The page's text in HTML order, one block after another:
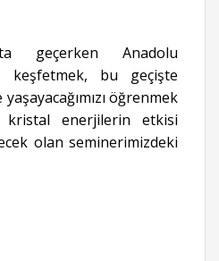
geçerken Anadolu
keşfetmek, bu geçişte
öğrenmek
kristal enerjilerin etkisi
olan seminerimizdeki